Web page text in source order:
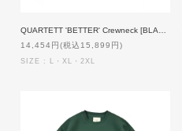
14,454円(税込15,899円)
SIZE : L・XL・2XL